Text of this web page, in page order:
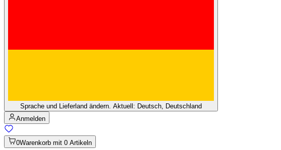
Sprache und Lieferland ändern. Aktuell: Deutsch, Deutschland
Anmelden
0Warenkorb mit 0 Artikeln